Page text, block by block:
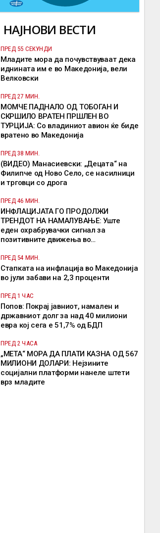
НАЈНОВИ ВЕСТИ
ПРЕД 55 СЕКУНДИ
Младите мора да почувствуваат дека
иднината им е во Македонија, вели
Велковски
ПРЕД 27 МИН.
МОМЧЕ ПАДНАЛО ОД ТОБОГАН И
СКРШИЛО ВРАТЕН ПРШЛЕН ВО
ТУРЦИЈА: Со владиниот авион ќе биде
вратено во Македонија
ПРЕД 38 МИН.
(ВИДЕО) Манасиевски: „Децата“ на
Филипче од Ново Село, се насилници
и трговци со дрога
ПРЕД 46 МИН.
ИНФЛАЦИЈАТА ГО ПРОДОЛЖИ
ТРЕНДОТ НА НАМАЛУВАЊЕ: Уште
еден охрабрувачки сигнал за
позитивните движења во
Кочоска
ПРЕД 54 МИН.
Стапката на инфлација во Македонија
во јули забави на 2,3 проценти
ПРЕД 1 ЧАС
Попов: Покрај јавниот, намален и
државниот долг за над 40 милиони
евра кој сега е 51,7% од БДП
ПРЕД 2 ЧАСА
„МЕТА“ МОРА ДА ПЛАТИ КАЗНА ОД 567
МИЛИОНИ ДОЛАРИ: Нејзините
социјални платформи нанеле штети
врз младите